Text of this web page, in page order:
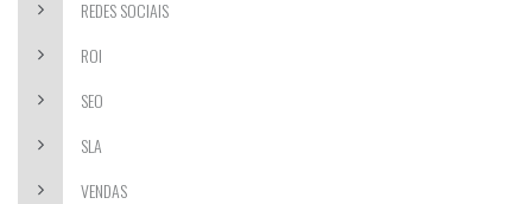
REDES SOCIAIS
ROI
SEO
SLA
VENDAS